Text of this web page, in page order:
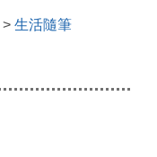
> 生活隨筆